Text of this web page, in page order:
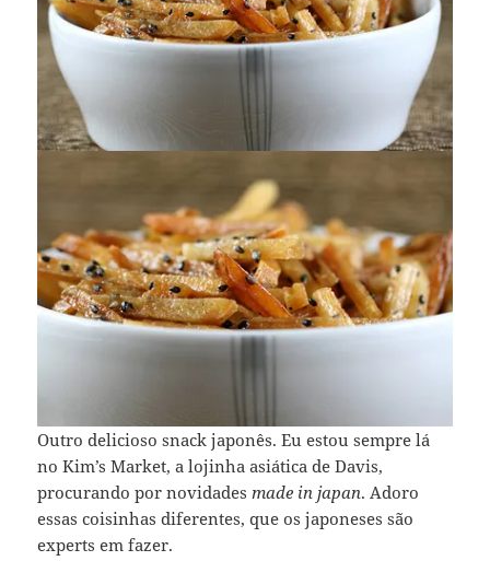
Outro delicioso snack japonês. Eu estou sempre lá
no Kim’s Market, a lojinha asiática de Davis,
procurando por novidadesmade in japan. Adoro
essas coisinhas diferentes, que os japoneses são
experts em fazer.